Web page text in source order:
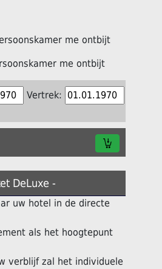
me ontbijt
me ontbijt
Vertrek:
DeLuxe -
uw hotel in de directe
als het hoogtepunt
verblijf zal het individuele